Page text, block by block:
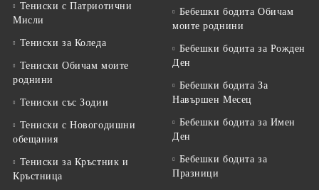
Тениски с Патриотични
Мисли
Тениски за Коледа
Тениски Обичам моите
роднини
Тениски със Зодии
Тениски с Новогодишни
обещания
Тениски за Кръстник и
Кръстница
Бебешки бодита Обичам
моите роднини
Бебешки бодита за Рожден
Ден
Бебешки бодита За
Навършен Месец
Бебешки бодита за Имен
Ден
Бебешки бодита за
Празници